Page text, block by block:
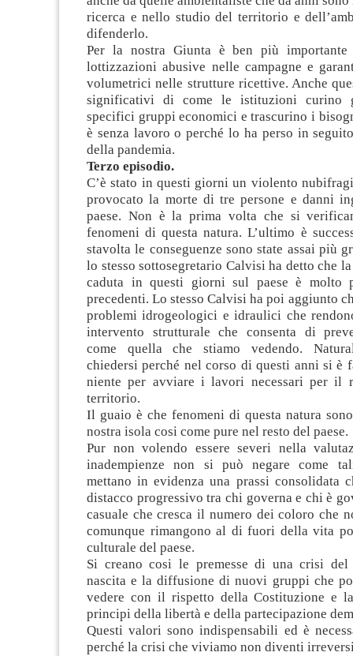
ricerca e nello studio del territorio e
difenderlo.
Per la nostra Giunta è ben più importante
lottizzazioni abusive nelle campagne e
volumetrici nelle strutture ricettive. Anche
significativi di come le istituzioni curino
specifici gruppi economici e trascurino i
è senza lavoro o perché lo ha perso in
della pandemia.
Terzo episodio.
C’è stato in questi giorni un violento
provocato la morte di tre persone e danni
paese. Non è la prima volta che si
fenomeni di questa natura. L’ultimo è
stavolta le conseguenze sono state assai più
lo stesso sottosegretario Calvisi ha detto che la
caduta in questi giorni sul paese è molto
precedenti. Lo stesso Calvisi ha poi aggiunto
problemi idrogeologici e idraulici che
intervento strutturale che consenta di
come quella che stiamo vedendo.
chiedersi perché nel corso di questi anni si è
niente per avviare i lavori necessari per il
territorio.
Il guaio è che fenomeni di questa natura
nostra isola cosi come pure nel resto del paese.
Pur non volendo essere severi nella
inadempienze non si può negare come
mettano in evidenza una prassi consolidata
distacco progressivo tra chi governa e chi è
casuale che cresca il numero dei coloro che
comunque rimangono al di fuori della vita
culturale del paese.
Si creano cosi le premesse di una crisi del
nascita e la diffusione di nuovi gruppi che
vedere con il rispetto della Costituzione e
principi della libertà e della partecipazione
Questi valori sono indispensabili ed è
perché la crisi che viviamo non diventi